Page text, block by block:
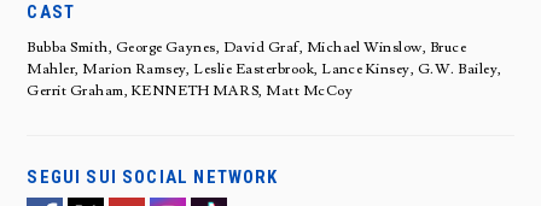
CAST
Bubba Smith, George Gaynes, David Graf, Michael Winslow, Bruce
Mahler, Marion Ramsey, Leslie Easterbrook, Lance Kinsey, G.W. Bailey,
Gerrit Graham, KENNETH MARS, Matt McCoy
SEGUI SUI SOCIAL NETWORK